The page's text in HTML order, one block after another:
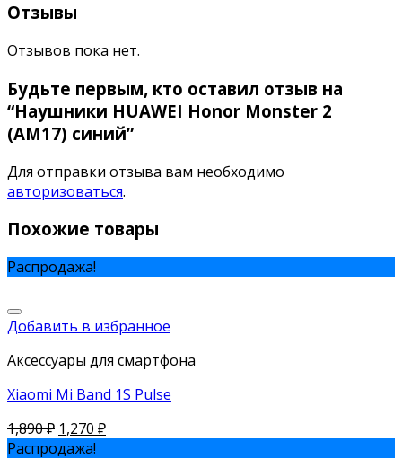
Отзывы
Отзывов пока нет.
Будьте первым, кто оставил отзыв на
“Наушники HUAWEI Honor Monster 2
(AM17) синий”
Для отправки отзыва вам необходимо
авторизоваться.
Похожие товары
Распродажа!
Добавить в избранное
Аксессуары для смартфона
Xiaomi Mi Band 1S Pulse
1,890₽ 1,270 ₽
Распродажа!